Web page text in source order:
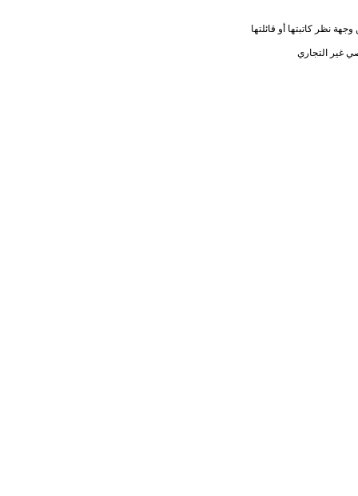
نظر كاتبتها أو قائلتها
غير التجاري